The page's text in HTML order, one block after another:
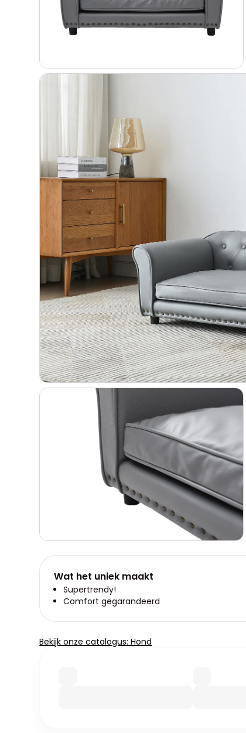
Wat het uniek maakt
Supertrendy!
Comfort gegarandeerd
Bekijk onze catalogus: Hond